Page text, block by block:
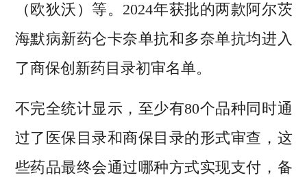
（欧狄沃）等。2024年获批的两款阿尔茨
海默病新药仑卡奈单抗和多奈单抗均进入
了商保创新药目录初审名单。
不完全统计显示，至少有80个品种同时通
过了医保目录和商保目录的形式审查，这
些药品最终会通过哪种方式实现支付，备